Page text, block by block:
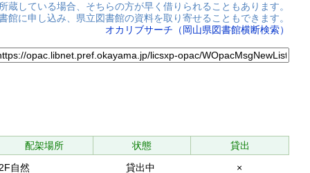
蔵している場合、そちらの方が早く借りられることもあります。
館に申し込み、県立図書館の資料を取り寄せることもできます。
オカリブサーチ（岡山県図書館横断検索）
配架場所 状態
貸出
自然
貸出中 ×